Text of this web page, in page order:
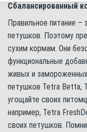
Сбалансированный
Правильное питание –
петушков. Поэтому
сухим кормам. Они
функциональные
живых и
петушков Tetra Betta,
угощайте своих
например, Tetra
своих петушков.